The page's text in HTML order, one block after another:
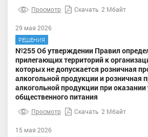
Просмотр Скачать 2 Мбайт
29 мая 2026
РЕШЕНИЯ
№255 Об утверждении Правил
прилегающих территорий к
которых не допускается розничная
алкогольной продукции и розничная
алкогольной продукции при оказании
общественного питания
Просмотр Скачать 2 Мбайт
15 мая 2026